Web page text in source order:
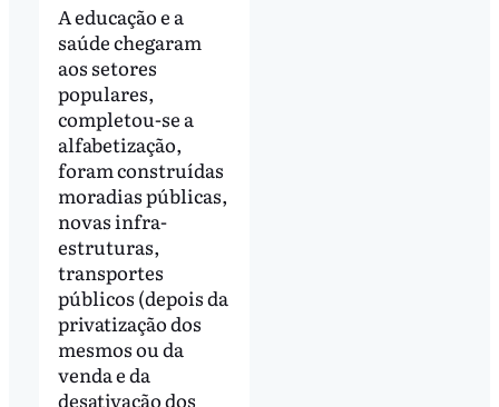
A educação e a
saúde chegaram
aos setores
populares,
completou-se a
alfabetização,
foram construídas
moradias públicas,
novas infra-
estruturas,
transportes
públicos (depois da
privatização dos
mesmos ou da
venda e da
desativação dos